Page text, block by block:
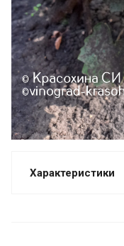
Характеристики